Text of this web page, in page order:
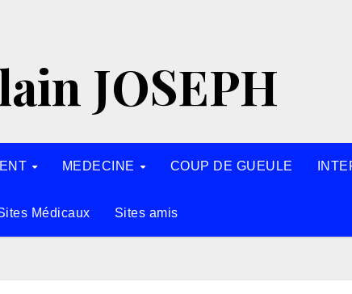
JOSEPH
MEDECINE COUP DE GUEULE
Médicaux Sites amis